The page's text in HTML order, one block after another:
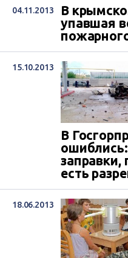
04.11.2013
В
упавшая
15.10.2013
В
заправки,
есть
18.06.2013